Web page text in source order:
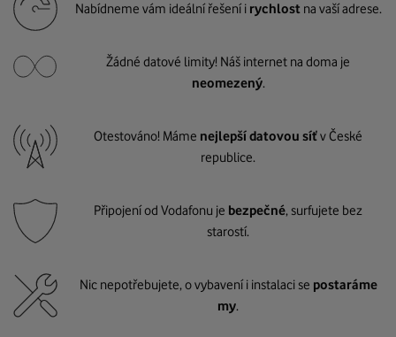
Nabídneme vám ideální řešení i rychlost na vaší adrese.
Žádné datové limity! Náš internet na doma je
neomezený.
Otestováno! Máme nejlepší datovou síťv České
republice.
Připojení od Vodafonu je bezpečné, surfujete bez
starostí.
Nic nepotřebujete, o vybavení i instalaci se postaráme
my.